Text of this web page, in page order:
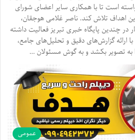
است تا با همکاری سایر اعضای شورای
اهداف تلاش کند. ناصر غلامی هوجقان،
در چندین پایگاه خبری تبریز فعالیت داشته
ارائه گزارش‌های دقیق و تحلیل‌های جامع،
تصویر بکشد و به گوش مسئولان …
عمومی